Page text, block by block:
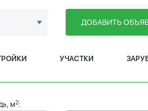
ДОБАВИТЬ
УЧАСТКИ
м2: